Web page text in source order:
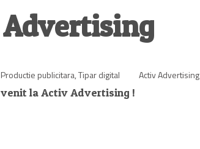
Productie publicitara,Tipar digital
Activ Advertising
la Activ Advertising !